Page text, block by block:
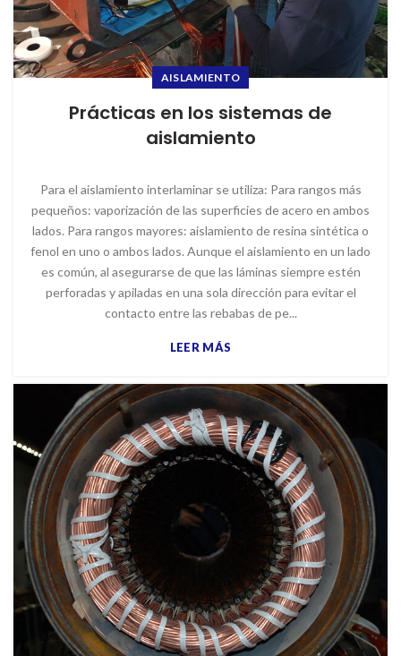
AISLAMIENTO
Prácticas en los sistemas de
aislamiento
Para el aislamiento interlaminar se utiliza: Para rangos más
pequeños: vaporización de las superficies de acero en ambos
lados. Para rangos mayores: aislamiento de resina sintética o
fenol en uno o ambos lados. Aunque el aislamiento en un lado
es común, al asegurarse de que las láminas siempre estén
perforadas y apiladas en una sola dirección para evitar el
contacto entre las rebabas de pe...
LEER MÁS